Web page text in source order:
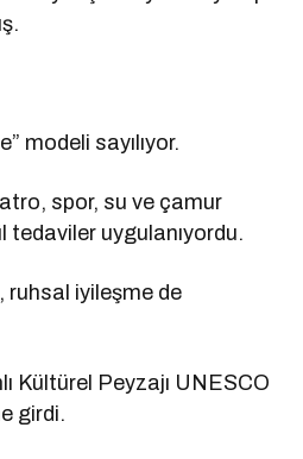
modeli sayılıyor.
spor, su ve çamur
tedaviler uygulanıyordu.
ruhsal iyileşme de
Kültürel Peyzajı UNESCO
girdi.